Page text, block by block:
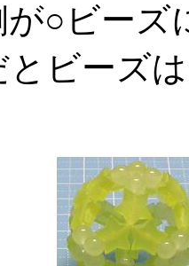
が○ビーズ
とビーズ